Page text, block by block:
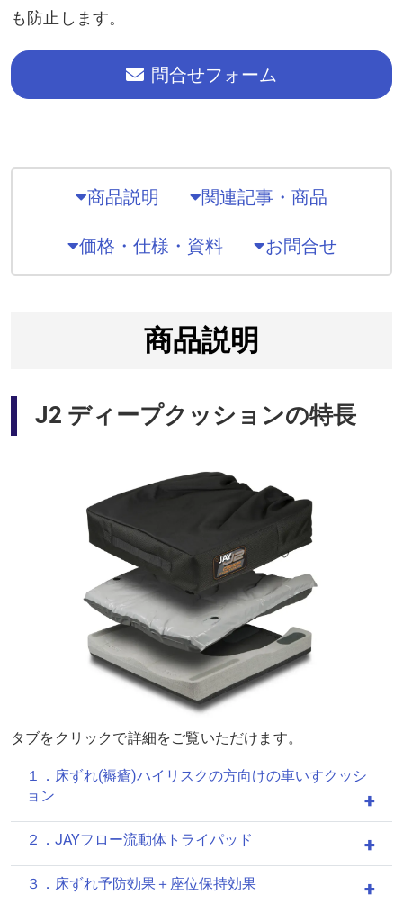
も防止します。
問合せフォーム
商品説明 関連記事・商品
価格・仕様・資料 お問合せ
商品説明
J2 ディープクッションの特長
タブをクリックで詳細をご覧いただけます。
１．床ずれ(褥瘡)ハイリスクの方向けの車いすクッシ
ョン
２．JAYフロー流動体トライパッド
３．床ずれ予防効果＋座位保持効果